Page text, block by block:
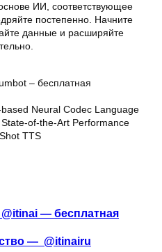
ИИ, соответствующее
постепенно. Начните
данные и расширяйте
– бесплатная
Neural Codec Language
of-the-Art Performance
TTS
— бесплатная
— @itinairu